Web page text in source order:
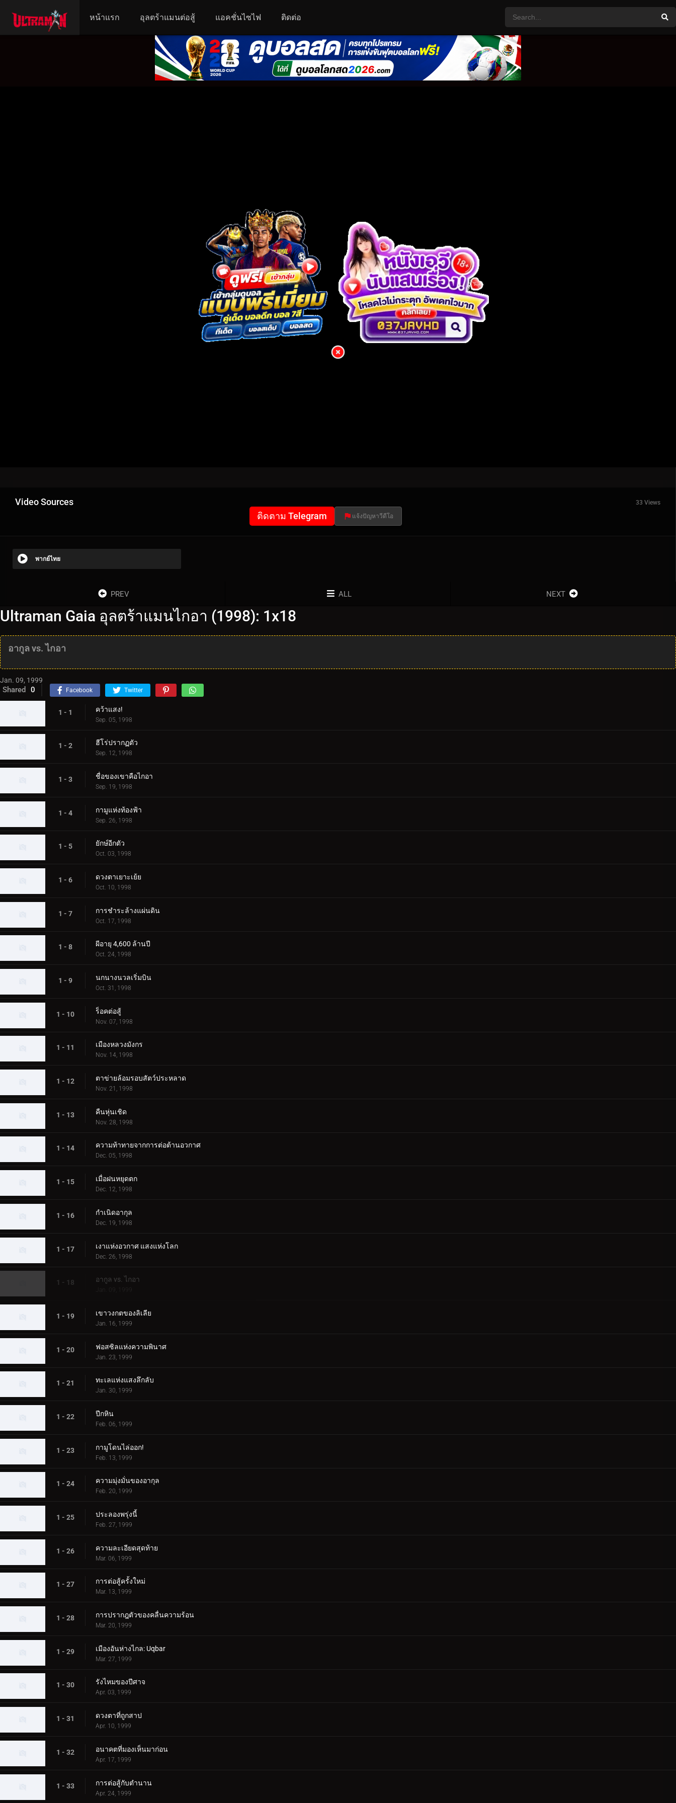
หน้าแรก อุลตร้าแมนต่อสู้ แอคชั่นไซไฟ ติดต่อ
Video Sources 33 Views
ติดตาม Telegram แจ้งปัญหาวีดีโอ
พากย์ไทย
PREV ALL NEXT
Ultraman Gaia อุลตร้าแมนไกอา (1998): 1x18
อากูล vs. ไกอา
Jan. 09, 1999
Shared 0 Facebook Twitter
1 - 1 คว้าแสง!
Sep. 05, 1998
1 - 2 ฮีโร่ปรากฏตัว
Sep. 12, 1998
1 - 3 ชื่อของเขาคือไกอา
Sep. 19, 1998
1 - 4 กามูแห่งท้องฟ้า
Sep. 26, 1998
1 - 5 ยักษ์อีกตัว
Oct. 03, 1998
1 - 6 ดวงตาเยาะเย้ย
Oct. 10, 1998
1 - 7 การชำระล้างแผ่นดิน
Oct. 17, 1998
1 - 8 ผีอายุ 4,600 ล้านปี
Oct. 24, 1998
1 - 9 นกนางนวลเริ่มบิน
Oct. 31, 1998
1 - 10 ร็อคต่อสู้
Nov. 07, 1998
1 - 11 เมืองหลวงมังกร
Nov. 14, 1998
1 - 12 ตาข่ายล้อมรอบสัตว์ประหลาด
Nov. 21, 1998
1 - 13 คืนหุ่นเชิด
Nov. 28, 1998
1 - 14 ความท้าทายจากการต่อต้านอวกาศ
Dec. 05, 1998
1 - 15 เมื่อฝนหยุดตก
Dec. 12, 1998
1 - 16 กำเนิดอากุล
Dec. 19, 1998
1 - 17 เงาแห่งอวกาศ แสงแห่งโลก
Dec. 26, 1998
1 - 18 อากูล vs. ไกอา
Jan. 09, 1999
1 - 19 เขาวงกตของลิเลีย
Jan. 16, 1999
1 - 20 ฟอสซิลแห่งความพินาศ
Jan. 23, 1999
1 - 21 ทะเลแห่งแสงลึกลับ
Jan. 30, 1999
1 - 22 ปีกหิน
Feb. 06, 1999
1 - 23 กามูโดนไล่ออก!
Feb. 13, 1999
1 - 24 ความมุ่งมั่นของอากุล
Feb. 20, 1999
1 - 25 ประลองพรุ่งนี้
Feb. 27, 1999
1 - 26 ความละเอียดสุดท้าย
Mar. 06, 1999
1 - 27 การต่อสู้ครั้งใหม่
Mar. 13, 1999
1 - 28 การปรากฎตัวของคลื่นความร้อน
Mar. 20, 1999
1 - 29 เมืองอันห่างไกล: Uqbar
Mar. 27, 1999
1 - 30 รังไหมของปีศาจ
Apr. 03, 1999
1 - 31 ดวงตาที่ถูกสาป
Apr. 10, 1999
1 - 32 อนาคตที่มองเห็นมาก่อน
Apr. 17, 1999
1 - 33 การต่อสู้กับตำนาน
Apr. 24, 1999